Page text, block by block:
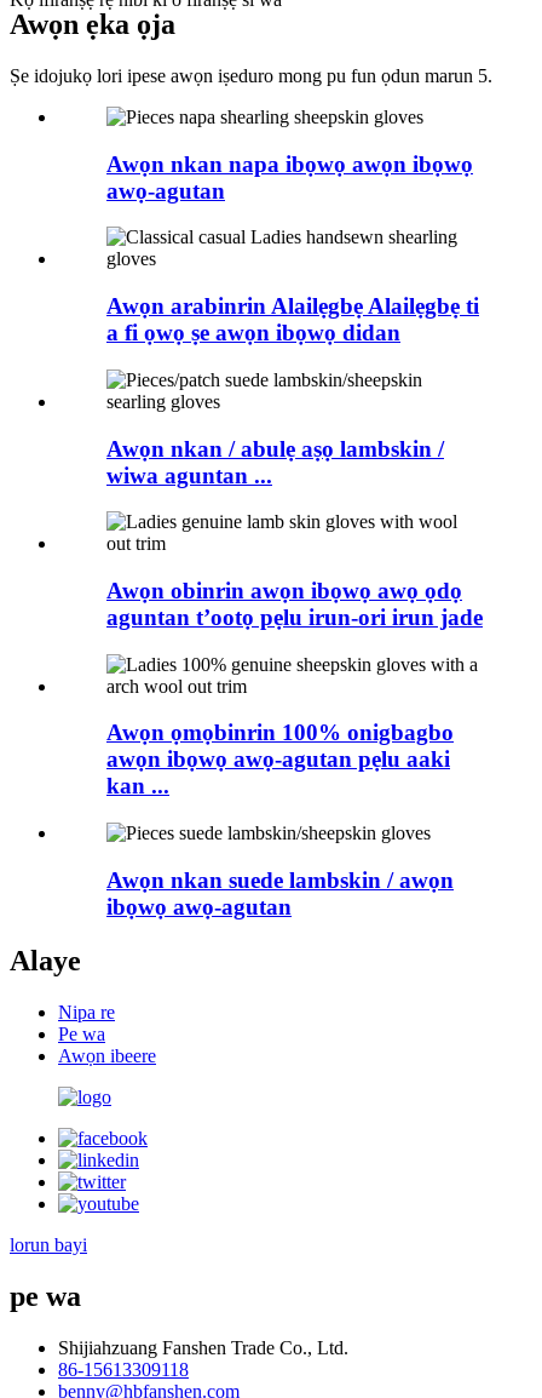
Awọn ẹka ọja
Ṣe idojukọ lori ipese awọn iṣeduro mong pu fun ọdun marun 5.
Awọn nkan napa ibọwọ awọn ibọwọ
awọ-agutan
Awọn arabinrin Alailẹgbẹ Alailẹgbẹ ti
a fi ọwọ ṣe awọn ibọwọ didan
Awọn nkan / abulẹ aṣọ lambskin /
wiwa aguntan ...
Awọn obinrin awọn ibọwọ awọ ọdọ
aguntan t’ootọ pẹlu irun-ori irun jade
Awọn ọmọbinrin 100% onigbagbo
awọn ibọwọ awọ-agutan pẹlu aaki
kan ...
Awọn nkan suede lambskin / awọn
ibọwọ awọ-agutan
Alaye
Nipa re
Pe wa
Awọn ibeere
lorun bayi
pe wa
Shijiahzuang Fanshen Trade Co., Ltd.
86-15613309118
benny@hbfanshen.com